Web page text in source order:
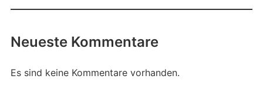
Neueste Kommentare
Es sind keine Kommentare vorhanden.